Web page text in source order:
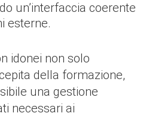
un’interfaccia coerente
esterne.
idonei non solo
della formazione,
una gestione
necessari ai